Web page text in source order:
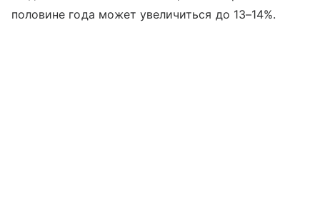
половине года может увеличиться до 13–14%.